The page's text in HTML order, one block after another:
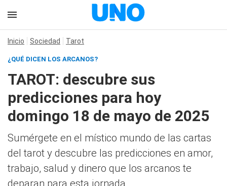
Inicio Sociedad Tarot
¿QUÉ DICEN LOS ARCANOS?
TAROT: descubre sus
predicciones para hoy
domingo 18 de mayo de 2025
Sumérgete en el místico mundo de las cartas
del tarot y descubre las predicciones en amor,
trabajo, salud y dinero que los arcanos te
deparan para esta jornada